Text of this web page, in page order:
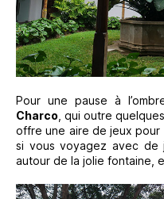
Pour une pause à
Charco , qui outre
offre une aire de jeux
si vous voyagez avec de
autour de la jolie fontaine,